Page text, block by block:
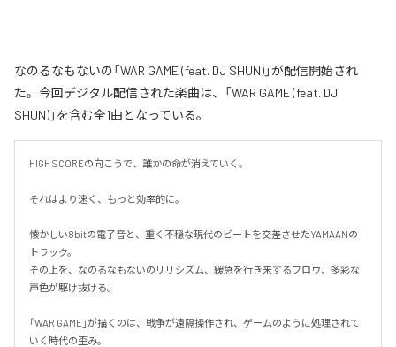
なのるなもないの「WAR GAME (feat. DJ SHUN)」が配信開始され
た。今回デジタル配信された楽曲は、「WAR GAME (feat. DJ
SHUN)」を含む全1曲となっている。
HIGH SCOREの向こうで、誰かの命が消えていく。
それはより速く、もっと効率的に。
懐かしい8bitの電子音と、重く不穏な現代のビートを交差させたYAMAANの
トラック。
その上を、なのるなもないのリリシズム、緩急を行き来するフロウ、多彩な
声色が駆け抜ける。
「WAR GAME」が描くのは、戦争が遠隔操作され、ゲームのように処理されて
いく時代の歪み。